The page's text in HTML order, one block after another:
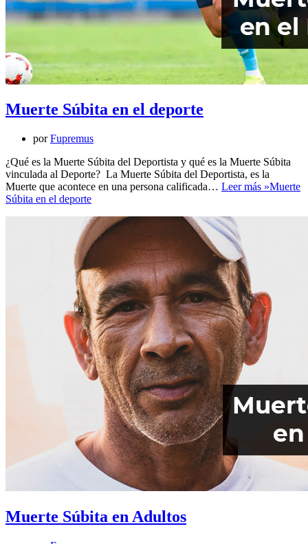
Muerte Súbita en el deporte
porFupremus
¿Qué es la Muerte Súbita del Deportista y qué es la Muerte Súbita
vinculada al Deporte? La Muerte Súbita del Deportista, es la
Muerte que acontece en una persona calificada… Leer más »Muerte
Súbita en el deporte
Muerte Súbita en Adultos